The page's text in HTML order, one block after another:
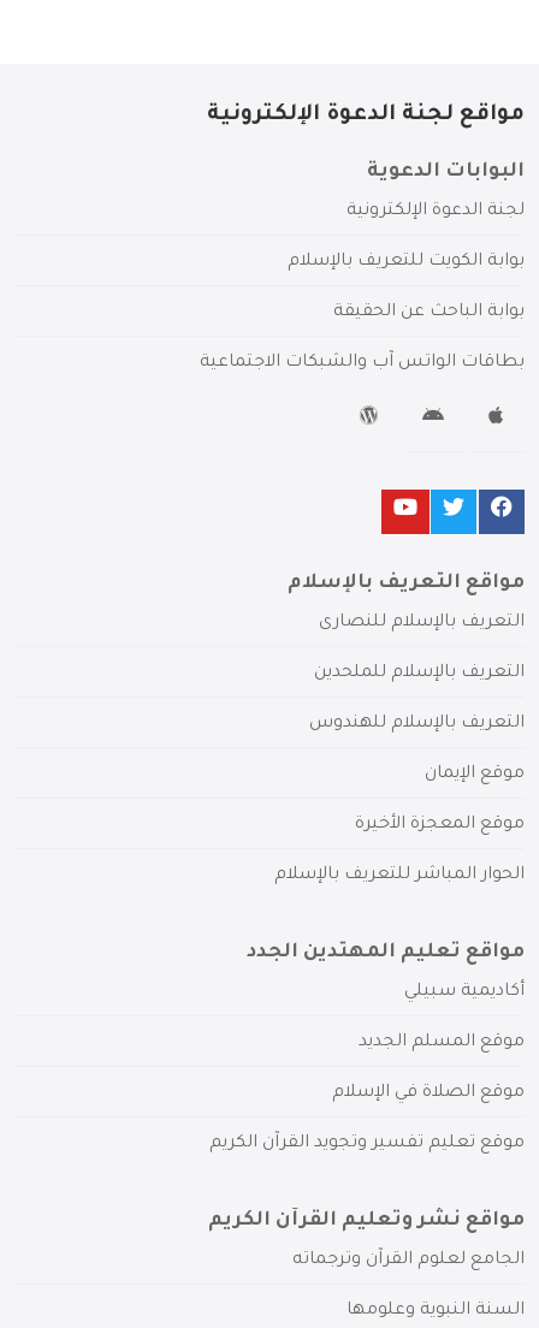
مواقع لجنة الدعوة الإلكترونية
البوابات الدعوية
لجنة الدعوة الإلكترونية
بوابة الكويت للتعريف بالإسلام
بوابة الباحث عن الحقيقة
بطاقات الواتس آب والشبكات الاجتماعية
مواقع التعريف بالإسلام
التعريف بالإسلام للنصارى
التعريف بالإسلام للملحدين
التعريف بالإسلام للهندوس
موقع الإيمان
موقع المعجزة الأخيرة
الحوار المباشر للتعريف بالإسلام
مواقع تعليم المهتدين الجدد
أكاديمية سبيلي
موقع المسلم الجديد
موقع الصلاة في الإسلام
موقع تعليم تفسير وتجويد القرآن الكريم
مواقع نشر وتعليم القرآن الكريم
الجامع لعلوم القرآن وترجماته
السنة النبوية وعلومها